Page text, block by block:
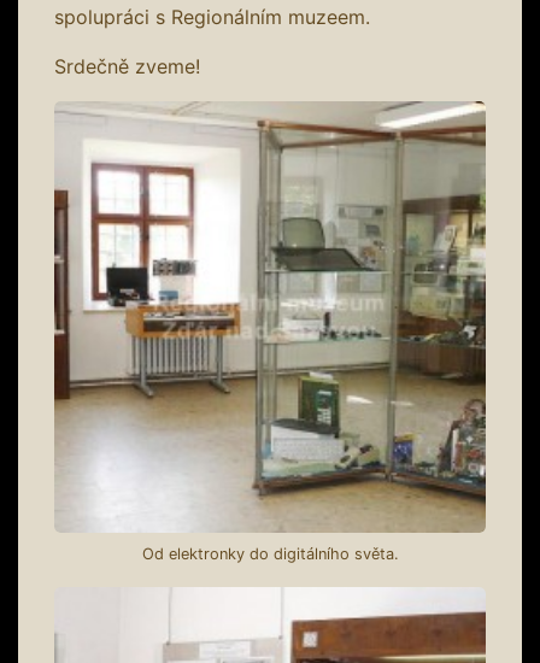
spolupráci s Regionálním muzeem.
Srdečně zveme!
Od elektronky do digitálního světa.